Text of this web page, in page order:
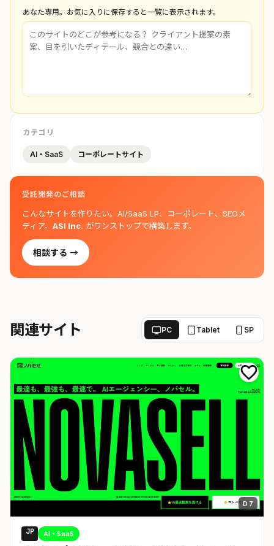
あなた専用。お気に入りに保存すると一覧に表示されます。
カテゴリ
AI・SaaS コーポレートサイト
受託開発のご相談
こんなサイトを作りたい。AI/SaaS LP、コーポレート、SEOメ
ディア。 ASI Inc. がワンストップで構築します。
相談する →
関連サイト PC Tablet SP
D 7
JP AI・SaaS